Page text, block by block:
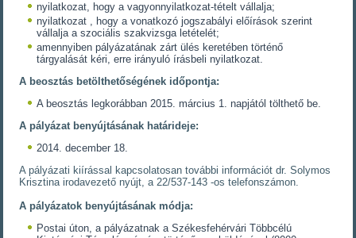
nyilatkozat, hogy a vagyonnyilatkozat-tételt vállalja;
nyilatkozat , hogy a vonatkozó jogszabályi előírások szerint
vállalja a szociális szakvizsga letételét;
amennyiben pályázatának zárt ülés keretében történő
tárgyalását kéri, erre irányuló írásbeli nyilatkozat.
A beosztás betölthetőségének időpontja:
A beosztás legkorábban 2015. március 1. napjától tölthető be.
A pályázat benyújtásának határideje:
2014. december 18.
A pályázati kiírással kapcsolatosan további információt dr. Solymos
Krisztina irodavezető nyújt, a 22/537-143 -os telefonszámon.
A pályázatok benyújtásának módja:
Postai úton, a pályázatnak a Székesfehérvári Többcélú